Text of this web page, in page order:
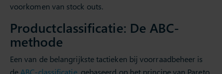
voorkomen van stock outs.
Productclassificatie: De ABC-
methode
Een van de belangrijkste tactieken bij voorraadbeheer is
de ABC-classificatie, gebaseerd op het principe van Pareto,